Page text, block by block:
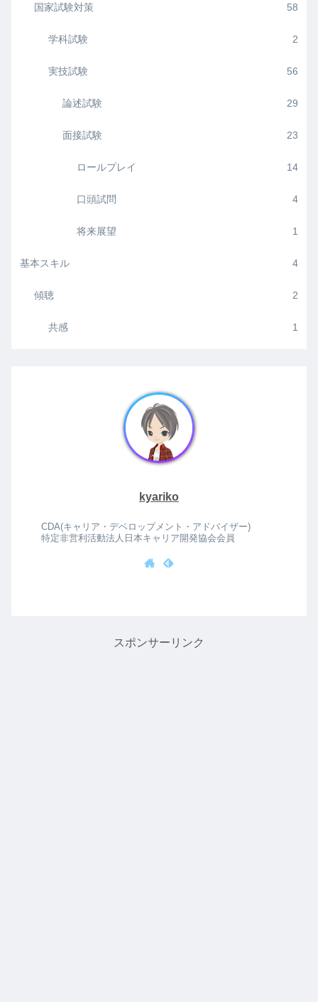
国家試験対策 58
学科試験 2
実技試験 56
論述試験 29
面接試験 23
ロールプレイ 14
口頭試問 4
将来展望 1
基本スキル 4
傾聴 2
共感 1
kyariko
CDA(キャリア・デベロップメント・アドバイザー)
特定非営利活動法人日本キャリア開発協会会員
スポンサーリンク